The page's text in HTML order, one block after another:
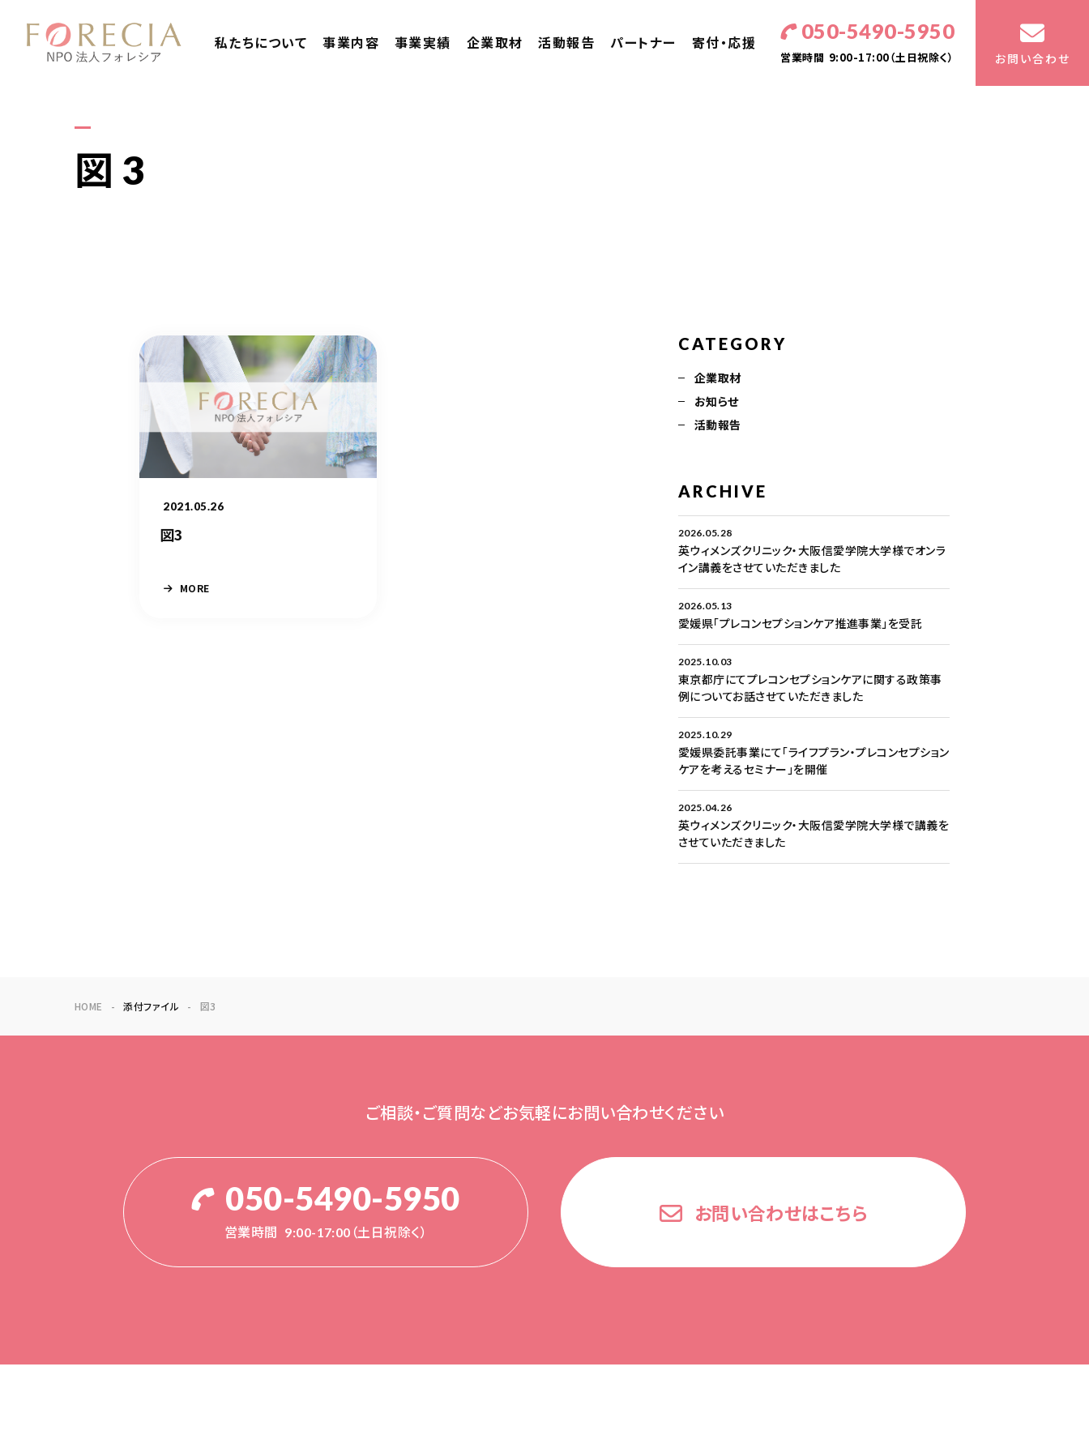
私たちについて 事業内容 事業実績 企業取材 活動報告 パートナー 寄付・応援 050-5490-5950
営業時間 9:00-17:00（土日祝除く） お問い合わせ
図3
2021.05.26
図3
MORE
CATEGORY
企業取材
お知らせ
活動報告
ARCHIVE
2026.05.28
英ウィメンズクリニック・大阪信愛学院大学様でオンラ
イン講義をさせていただきました
2026.05.13
愛媛県「プレコンセプションケア推進事業」を受託
2025.10.03
東京都庁にてプレコンセプションケアに関する政策事
例についてお話させていただきました
2025.10.29
愛媛県委託事業にて「ライフプラン・プレコンセプション
ケアを考えるセミナー」を開催
2025.04.26
英ウィメンズクリニック・大阪信愛学院大学様で講義を
させていただきました
HOME 添付ファイル 図3
ご相談・ご質問などお気軽にお問い合わせください
050-5490-5950
営業時間 9:00-17:00（土日祝除く）
お問い合わせはこちら